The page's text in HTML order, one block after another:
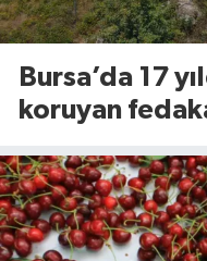
Bursa’da 17
koruyan